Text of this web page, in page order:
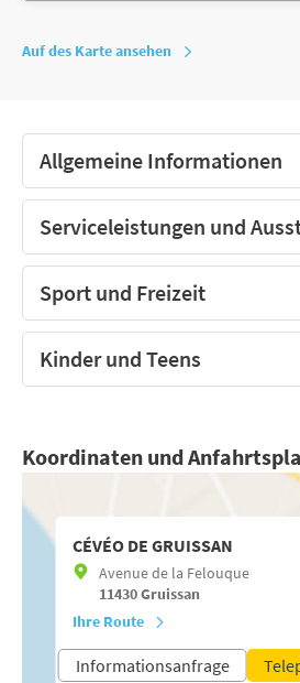
Auf des Karte ansehen
Allgemeine Informationen
Serviceleistungen und
Sport und Freizeit
Kinder und Teens
Koordinaten und
CÉVÉO DE GRUISSAN
Avenue de la Felouque
11430Gruissan
Ihre Route
Informationsanfrage